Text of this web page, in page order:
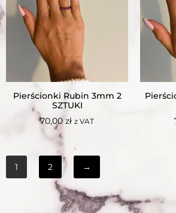
Pierścionki Rubin 3mm 2
SZTUKI
70,00zł z VAT
1 2 →